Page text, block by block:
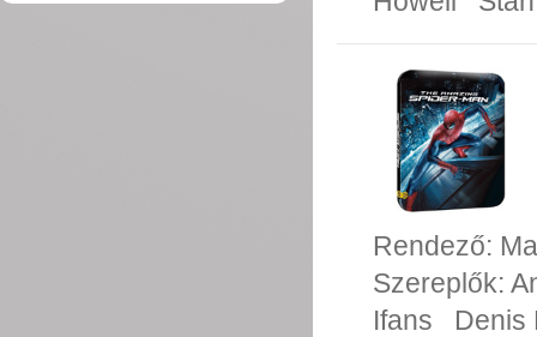
Rendező:
Szereplők:
Ifans
Denis